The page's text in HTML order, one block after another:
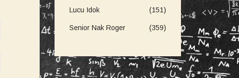
Lucu Idok (151)
Senior Nak Roger (359)